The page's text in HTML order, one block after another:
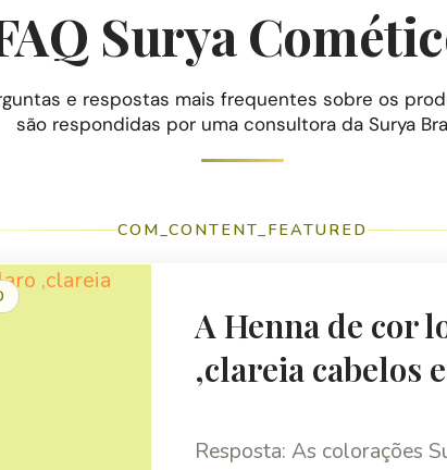
Surya
e respostas mais frequentes sobre os
são respondidas por uma consultora da Surya
COM_CONTENT_FEATURED
A Henna de cor
,clareia cabelos
Resposta: As colorações